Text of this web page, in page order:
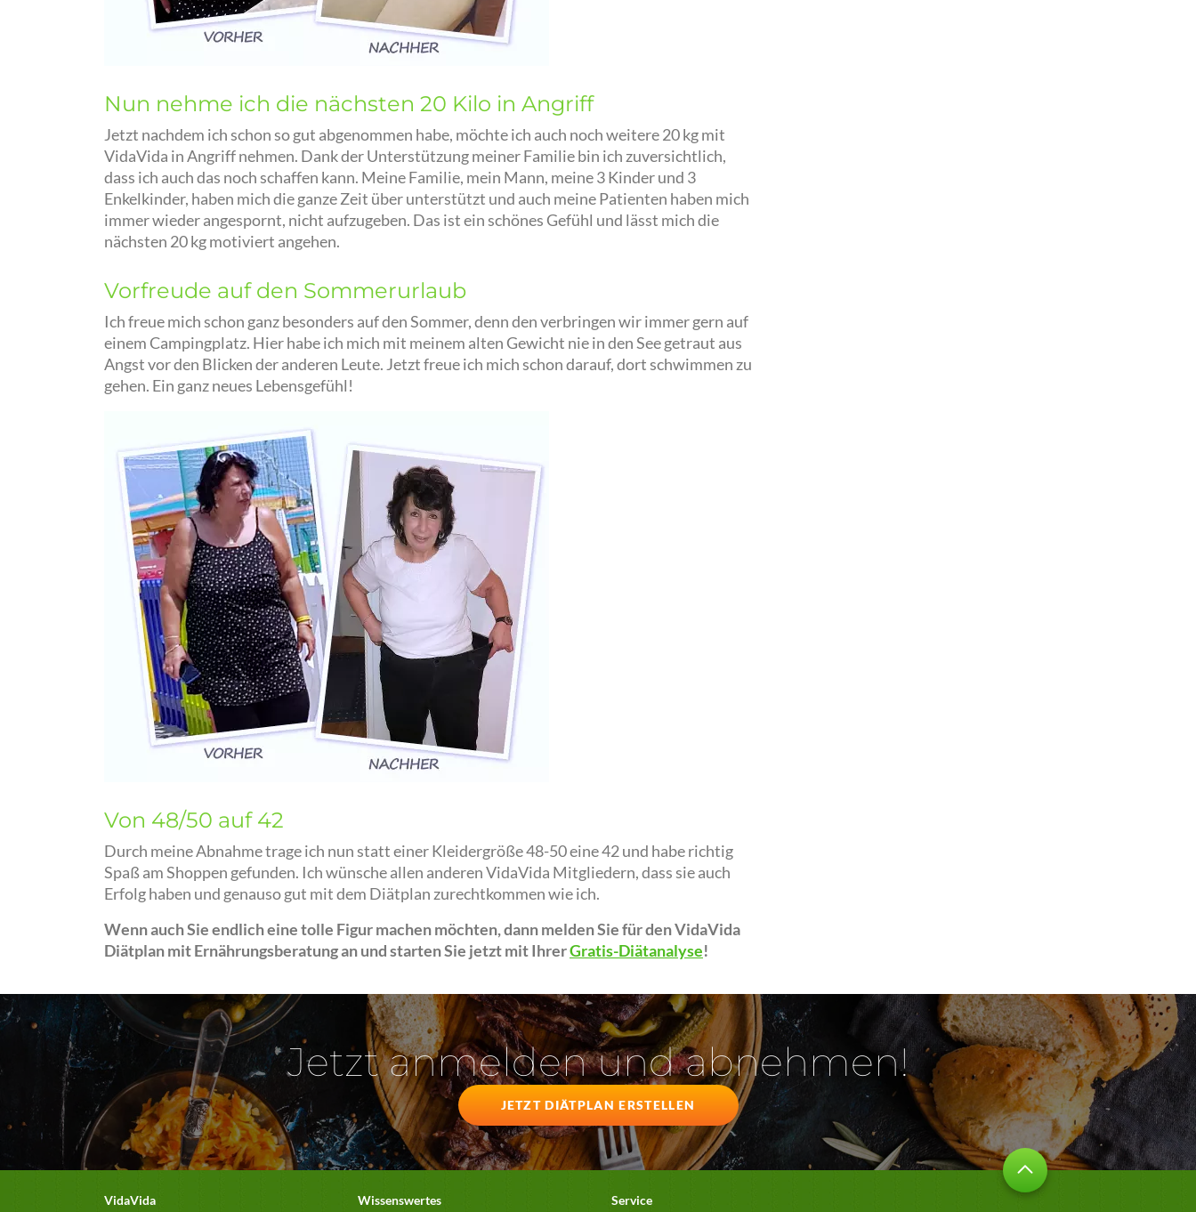
Nun nehme ich die nächsten 20 Kilo in Angriff
Jetzt nachdem ich schon so gut abgenommen habe, möchte ich auch noch weitere 20 kg mit
VidaVida in Angriff nehmen. Dank der Unterstützung meiner Familie bin ich zuversichtlich,
dass ich auch das noch schaffen kann. Meine Familie, mein Mann, meine 3 Kinder und 3
Enkelkinder, haben mich die ganze Zeit über unterstützt und auch meine Patienten haben mich
immer wieder angespornt, nicht aufzugeben. Das ist ein schönes Gefühl und lässt mich die
nächsten 20 kg motiviert angehen.
Vorfreude auf den Sommerurlaub
Ich freue mich schon ganz besonders auf den Sommer, denn den verbringen wir immer gern auf
einem Campingplatz. Hier habe ich mich mit meinem alten Gewicht nie in den See getraut aus
Angst vor den Blicken der anderen Leute. Jetzt freue ich mich schon darauf, dort schwimmen zu
gehen. Ein ganz neues Lebensgefühl!
Von 48/50 auf 42
Durch meine Abnahme trage ich nun statt einer Kleidergröße 48-50 eine 42 und habe richtig
Spaß am Shoppen gefunden. Ich wünsche allen anderen VidaVida Mitgliedern, dass sie auch
Erfolg haben und genauso gut mit dem Diätplan zurechtkommen wie ich.
Wenn auch Sie endlich eine tolle Figur machen möchten, dann melden Sie für den VidaVida
Diätplan mit Ernährungsberatung an und starten Sie jetzt mit IhrerGratis-Diätanalyse!
Jetzt anmelden und abnehmen!
JETZT DIÄTPLAN ERSTELLEN
VidaVida Wissenswertes Service